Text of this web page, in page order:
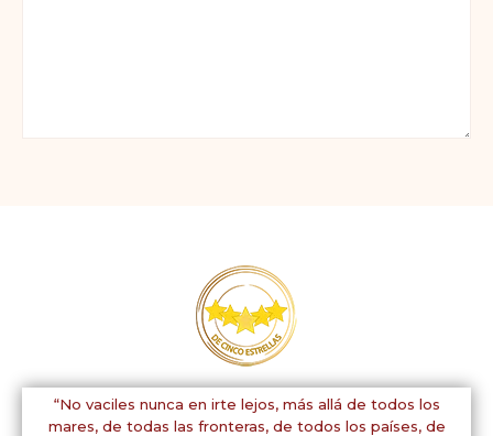
“No vaciles nunca en irte lejos, más allá de todos los
mares, de todas las fronteras, de todos los países, de